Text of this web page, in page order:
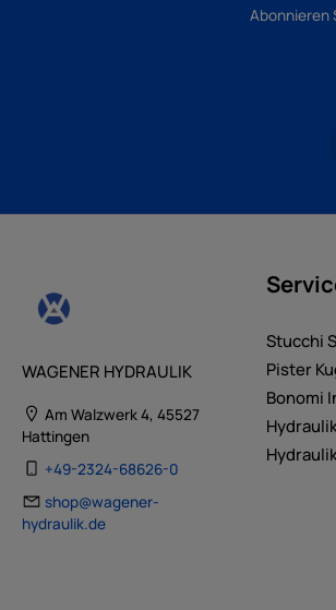
Abonnieren
WAGENER HYDRAULIK
Am Walzwerk 4, 45527
Hattingen
+49-2324-68626-0
shop@wagener-
hydraulik.de
Stucchi
Pister
Bonomi